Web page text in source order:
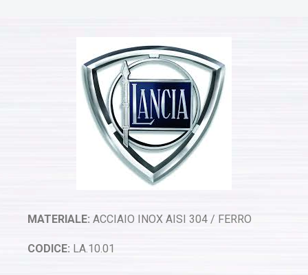
MATERIALE: ACCIAIO INOX AISI 304 / FERRO
CODICE: LA.10.01